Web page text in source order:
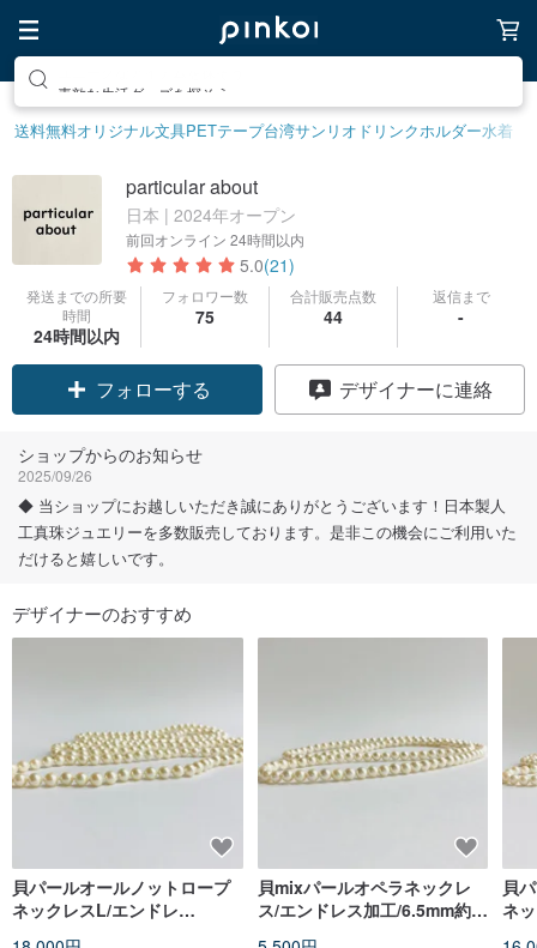
送料無料オリジナル文具PETテープ台湾サンリオ ドリンクホルダー水着
particular about
日本 | 2024年オープン
前回オンライン 24時間以内
5.0(21)
発送までの所要
時間
24時間以内
フォロワー数
75
合計販売点数
44
返信まで
-
フォローする デザイナーに連絡
ショップからのお知らせ
2025/09/26
◆ 当ショップにお越しいただき誠にありがとうございます！日本製人
工真珠ジュエリーを多数販売しております。是非この機会にご利用いた
だけると嬉しいです。
デザイナーのおすすめ
貝パールオールノットロープ
ネックレスL/エンドレ
貝mixパールオペラネックレ
ス/エンドレス加工/6.5mm約
貝
ネ